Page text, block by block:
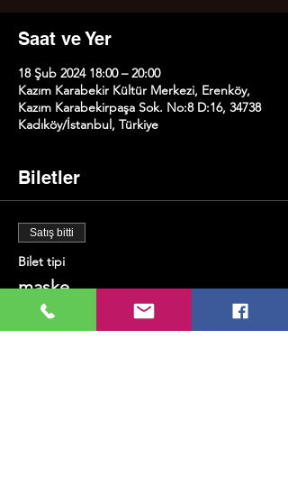
Saat ve Yer
18 Şub 2024 18:00 – 20:00
Kazım Karabekir Kültür Merkezi, Erenköy,
Kazım Karabekirpaşa Sok. No:8 D:16, 34738
Kadıköy/İstanbul, Türkiye
Biletler
Satış bitti
Bilet tipi
maske